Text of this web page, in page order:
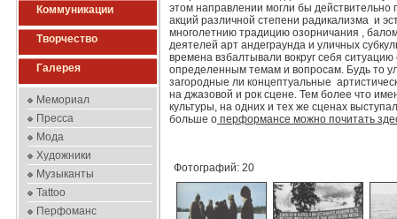
Коммуникации
Творчество
Галерея
Мемориал
Пресса
Мода
Художники
Музыканты
Tattoo
Перфоманс
этом направлении могли бы действительно
акций различной степени радикализма и
многолетнию традицию озорничания ,
деятелей арт андеграунда и уличных
времена взбалтывали вокруг себя
определенным темам и вопросам. Будь то
загородные ли концептуальные
на джазовой и рок сцене. Тем более что
культуры, на одних и тех же сценах
больше о перформансе можно почитать
Фотографий: 20